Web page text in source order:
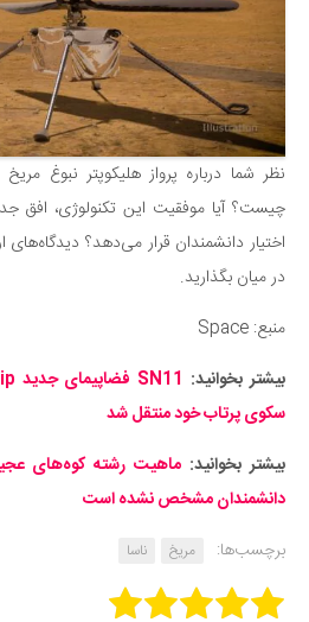
نظر شما درباره پرواز هلیکوپتر نبوغ
چیست؟ آیا موفقیت این تکنولوژی، افق
اختیار دانشمندان قرار می‌دهد؟ دیدگاه‌های
در میان بگذارید.
منبع: Space
بیشتر بخوانید:
سکوی پرتاب خود منتقل شد
بیشتر بخوانید: ماهیت رشته کوه‌های
دانشمندان مشخص نشده است
برچسب‌ها:
مریخ ناسا
Rate this item: